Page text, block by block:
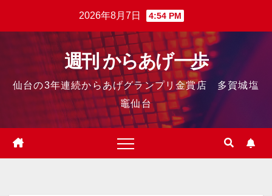
2026年8月7日 4:54 PM
週刊 からあげ一歩
仙台の3年連続からあげグランプリ金賞店 多賀城塩
竈仙台